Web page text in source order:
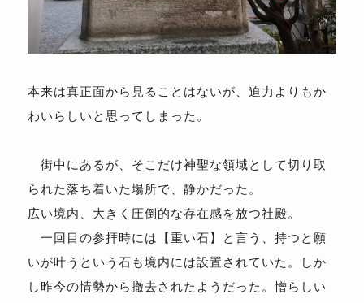
本来は真正面から見ることはないが、迫力よりもか
わいらしいと思ってしまった。
街中にあるが、そこだけ神聖な領域として切り取
られた落ち着いた場所で、静かだった。
広い境内、大きく圧倒的な存在感を放つ社殿。
一回目の参拝時には【重い石】と言う、持つと願
いが叶うという石も境内には設置されていた。しか
し昨今の情勢から撤去されたようだった。憎らしい